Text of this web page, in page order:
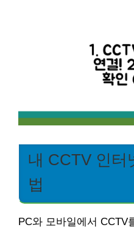
내 CCTV 인터
법
PC와 모바일에서 CCTV